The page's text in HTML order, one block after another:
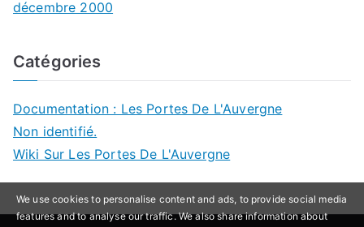
décembre 2000
Catégories
Documentation : Les Portes De L'Auvergne
Non identifié.
Wiki Sur Les Portes De L'Auvergne
We use cookies to personalise content and ads, to provide social media
features and to analyse our traffic. We also share information about